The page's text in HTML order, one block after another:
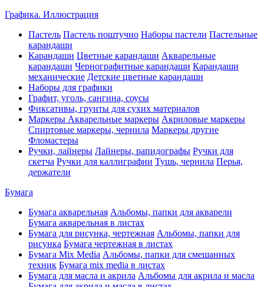
Графика. Иллюстрация
Пастель Пастель поштучно Наборы пастели Пастельные
карандаши
Карандаши Цветные карандаши Акварельные
карандаши Чернографитные карандаши Карандаши
механические Детские цветные карандаши
Наборы для графики
Графит, уголь, сангина, соусы
Фиксативы, грунты для сухих материалов
Маркеры Акварельные маркеры Акриловые маркеры
Спиртовые маркеры, чернила Маркеры другие
Фломастеры
Ручки, лайнеры Лайнеры, рапидографы Ручки для
скетча Ручки для каллиграфии Тушь, чернила Перья,
держатели
Бумага
Бумага акварельная Альбомы, папки для акварели
Бумага акварельная в листах
Бумага для рисунка, чертежная Альбомы, папки для
рисунка Бумага чертежная в листах
Бумага Mix Media Альбомы, папки для смешанных
техник Бумага mix media в листах
Бумага для масла и акрила Альбомы для акрила и масла